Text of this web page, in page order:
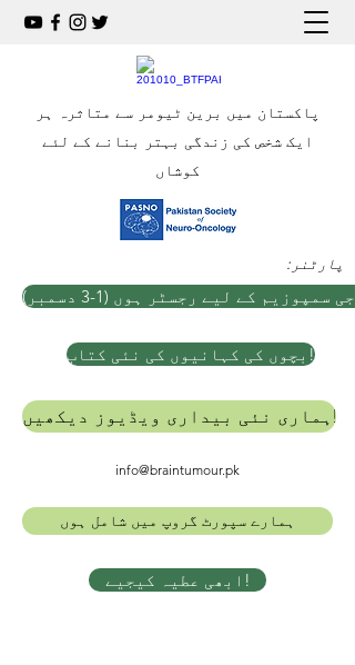
پاکستان میں برین ٹیومر سے متاثرہ ہر
ایک شخص کی زندگی بہتر بنانے کے لئے
کوشاں
:پارٹنر
کے لیے رجسٹر ہوں (1-3 دسمبر)
بچوں کی کہانیوں کی نئی کتاب!
ہماری نئی بیداری ویڈیوز دیکھیں!
info@braintumour.pk
ہمارے سپورٹ گروپ میں شامل ہوں
ابھی عطیہ کیجیے!